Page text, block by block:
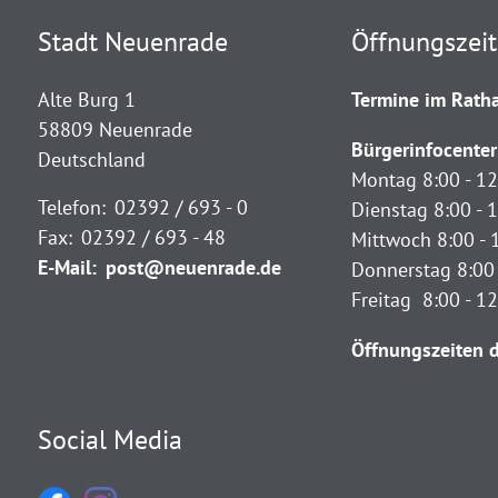
Stadt Neuenrade
Alte Burg 1
58809 Neuenrade
Deutschland
Telefon: 02392 / 693 - 0
Fax: 02392 / 693 - 48
E-Mail: post@neuenrade.de
Termine im
Bürgerinfocenter
Montag 8:00 -
Dienstag 8:00 -
Mittwoch 8:00 -
Donnerstag
Freitag 8:00 -
Öffnungszeiten
Social Media